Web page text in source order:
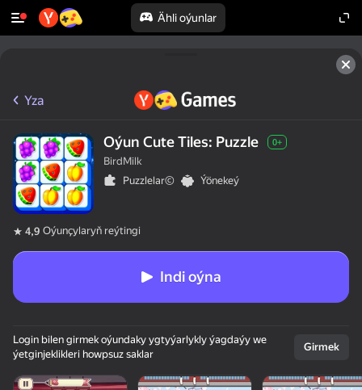
Ähli oýunlar
Yza
Oýun Cute Tiles: Puzzle 0+
BirdMilk
Puzzlelar©
Ýönekeý
4,9 Oýunçylaryň reýtingi
Indi oýna
Login bilen girmek oýundaky ygtyýarlykly ýagdaýy we
ýetginjeklikleri howpsuz saklar
Girmek